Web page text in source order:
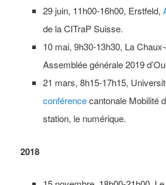
29 juin, 11h00-16h00, Erstfeld,
de la CITraP Suisse.
10 mai, 9h30-13h30, La
Assemblée générale 2019
21 mars, 8h15-17h15,
conférencecantonale Mobilité
station, le numérique.
2018